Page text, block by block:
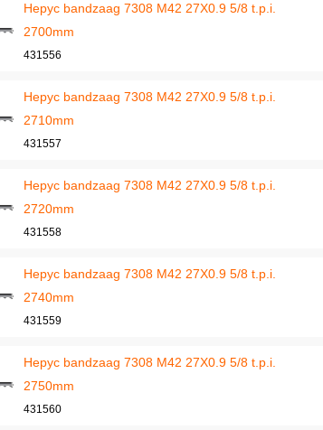
Hepyc bandzaag 7308 M42 27X0.9 5/8 t.p.i.
2700mm
431556
Hepyc bandzaag 7308 M42 27X0.9 5/8 t.p.i.
2710mm
431557
Hepyc bandzaag 7308 M42 27X0.9 5/8 t.p.i.
2720mm
431558
Hepyc bandzaag 7308 M42 27X0.9 5/8 t.p.i.
2740mm
431559
Hepyc bandzaag 7308 M42 27X0.9 5/8 t.p.i.
2750mm
431560